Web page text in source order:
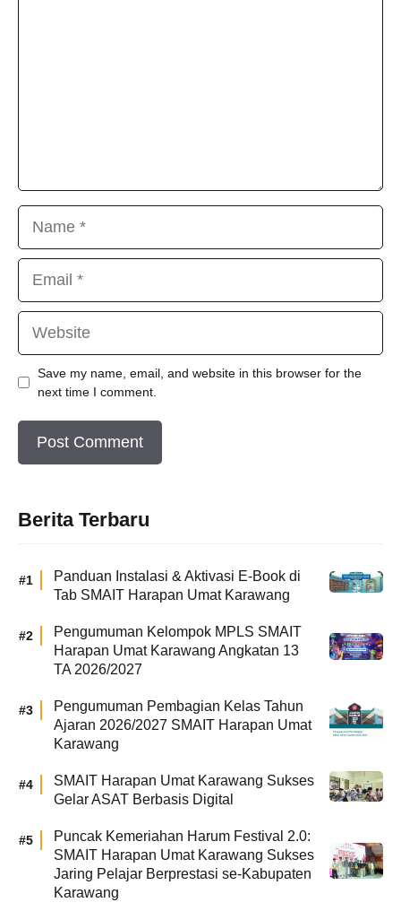
Name
Email
Website
Save my name, email, and website in this browser for the
next time I comment.
Berita Terbaru
Panduan Instalasi & Aktivasi E-Book di
Tab SMAIT Harapan Umat Karawang
Pengumuman Kelompok MPLS SMAIT
Harapan Umat Karawang Angkatan 13
TA 2026/2027
Pengumuman Pembagian Kelas Tahun
Ajaran 2026/2027 SMAIT Harapan Umat
Karawang
SMAIT Harapan Umat Karawang Sukses
Gelar ASAT Berbasis Digital
Puncak Kemeriahan Harum Festival 2.0:
SMAIT Harapan Umat Karawang Sukses
Jaring Pelajar Berprestasi se-Kabupaten
Karawang